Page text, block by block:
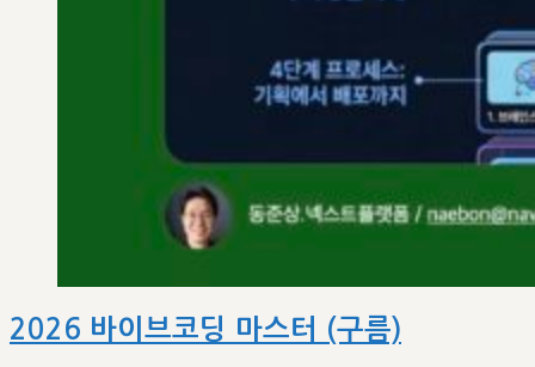
2026 바이브코딩 마스터 (구름)